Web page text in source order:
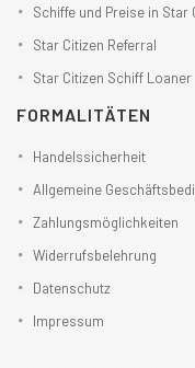
Schiffe und Preise in Star
Star Citizen Referral
Star Citizen Schiff Loaner
FORMALITÄTEN
Handelssicherheit
Allgemeine
Zahlungsmöglichkeiten
Widerrufsbelehrung
Datenschutz
Impressum